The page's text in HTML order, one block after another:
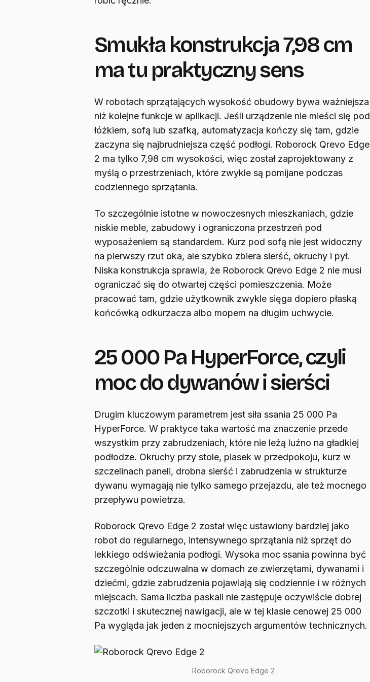
Smukła konstrukcja 7,98 cm
ma tu praktyczny sens
W robotach sprzątających wysokość obudowy bywa ważniejsza
niż kolejne funkcje w aplikacji. Jeśli urządzenie nie mieści się pod
łóżkiem, sofą lub szafką, automatyzacja kończy się tam, gdzie
zaczyna się najbrudniejsza część podłogi. Roborock Qrevo Edge
2 ma tylko 7,98 cm wysokości, więc został zaprojektowany z
myślą o przestrzeniach, które zwykle są pomijane podczas
codziennego sprzątania.
To szczególnie istotne w nowoczesnych mieszkaniach, gdzie
niskie meble, zabudowy i ograniczona przestrzeń pod
wyposażeniem są standardem. Kurz pod sofą nie jest widoczny
na pierwszy rzut oka, ale szybko zbiera sierść, okruchy i pył.
Niska konstrukcja sprawia, że Roborock Qrevo Edge 2 nie musi
ograniczać się do otwartej części pomieszczenia. Może
pracować tam, gdzie użytkownik zwykle sięga dopiero płaską
końcówką odkurzacza albo mopem na długim uchwycie.
25 000 Pa HyperForce, czyli
moc do dywanów i sierści
Drugim kluczowym parametrem jest siła ssania 25 000 Pa
HyperForce. W praktyce taka wartość ma znaczenie przede
wszystkim przy zabrudzeniach, które nie leżą luźno na gładkiej
podłodze. Okruchy przy stole, piasek w przedpokoju, kurz w
szczelinach paneli, drobna sierść i zabrudzenia w strukturze
dywanu wymagają nie tylko samego przejazdu, ale też mocnego
przepływu powietrza.
Roborock Qrevo Edge 2 został więc ustawiony bardziej jako
robot do regularnego, intensywnego sprzątania niż sprzęt do
lekkiego odświeżania podłogi. Wysoka moc ssania powinna być
szczególnie odczuwalna w domach ze zwierzętami, dywanami i
dziećmi, gdzie zabrudzenia pojawiają się codziennie i w różnych
miejscach. Sama liczba paskali nie zastępuje oczywiście dobrej
szczotki i skutecznej nawigacji, ale w tej klasie cenowej 25 000
Pa wygląda jak jeden z mocniejszych argumentów technicznych.
Roborock Qrevo Edge 2